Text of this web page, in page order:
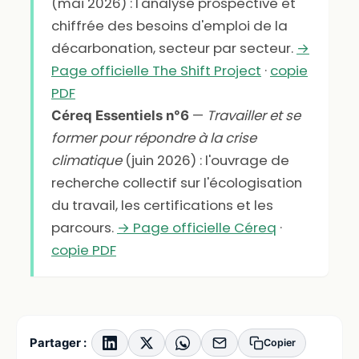
chiffrée des besoins d'emploi de la
décarbonation, secteur par secteur. →
Page officielle The Shift Project · copie
PDF
Céreq Essentiels n°6— Travailler et se
former pour répondre à la crise
climatique(juin 2026) : l'ouvrage de
recherche collectif sur l'écologisation
du travail, les certifications et les
parcours. → Page officielle Céreq ·
copie PDF
Partager : Copier